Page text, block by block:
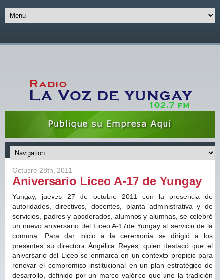
Octubre 28th, 2011
Aniversario Liceo A-17 de Yungay
Yungay, jueves 27 de octubre 2011 con la presencia de
autoridades, directivos, docentes, planta administrativa y de
servicios, padres y apoderados, alumnos y alumnas, se celebró
un nuevo aniversario del Liceo A-17de Yungay al servicio de la
comuna. Para dar inicio a la ceremonia se dirigió a los
presentes su directora Ángélica Reyes, quien destacó que el
aniversario del Liceo se enmarca en un contexto propicio para
renovar el compromiso institucional en un plan estratégico de
desarrollo, definido por un marco valórico que une la tradición